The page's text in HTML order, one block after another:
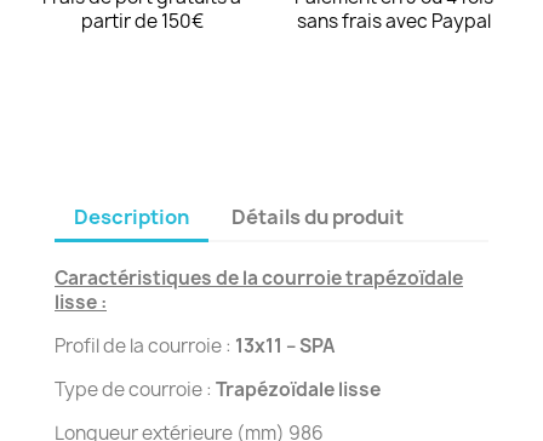
partir de 150€
sans frais avec Paypal
Description Détails du produit
Caractéristiques de la courroie trapézoïdale
lisse :
Profil de la courroie : 13x11 – SPA
Type de courroie : Trapézoïdale lisse
Longueur extérieure (mm) 986